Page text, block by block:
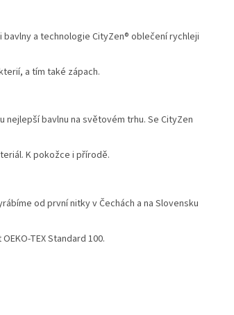
bavlny a technologie CityZen® oblečení rychleji
a tím také zápach.
nejlepší bavlnu na světovém trhu. Se CityZen
K pokožce i přírodě.
od první nitky v Čechách a na Slovensku
TEX Standard 100.